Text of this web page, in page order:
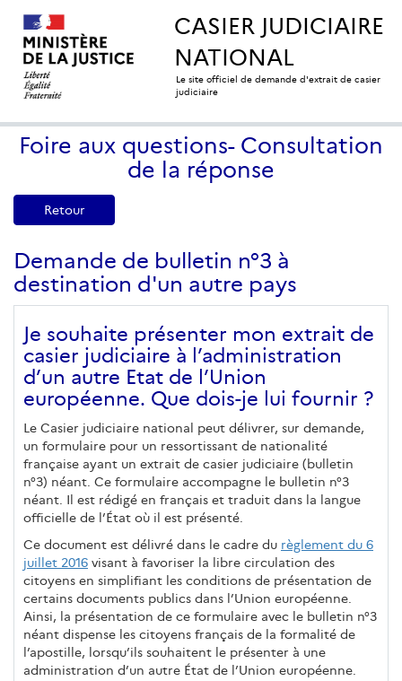
CASIER JUDICIAIRE
NATIONAL
Le site officiel de demande d'extrait de casier
judiciaire
Foire aux questions- Consultation
de la réponse
Retour
Demande de bulletin n°3 à
destination d'un autre pays
Je souhaite présenter mon extrait de
casier judiciaire à l’administration
d’un autre Etat de l’Union
européenne. Que dois-je lui fournir ?
Le Casier judiciaire national peut délivrer, sur demande,
un formulaire pour un ressortissant de nationalité
française ayant un extrait de casier judiciaire (bulletin
n°3) néant. Ce formulaire accompagne le bulletin n°3
néant. Il est rédigé en français et traduit dans la langue
officielle de l’État où il est présenté.
Ce document est délivré dans le cadre du règlement du 6
juillet 2016 visant à favoriser la libre circulation des
citoyens en simplifiant les conditions de présentation de
certains documents publics dans l’Union européenne.
Ainsi, la présentation de ce formulaire avec le bulletin n°3
néant dispense les citoyens français de la formalité de
l’apostille, lorsqu’ils souhaitent le présenter à une
administration d’un autre État de l’Union européenne.